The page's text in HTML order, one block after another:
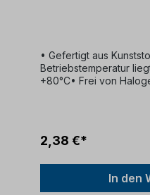
• Gefertigt aus
Betriebstemperatur
+80°C• Frei von
2,38 €*
In den